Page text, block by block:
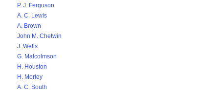
P. J. Ferguson
A. C. Lewis
A. Brown
John M. Chetwin
J. Wells
G. Malcolmson
H. Houston
H. Morley
A. C. South